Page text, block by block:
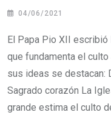
04/06/2021
El Papa Pio XII escribió
que fundamenta el
sus ideas se destacan:
Sagrado corazón La
grande estima el culto